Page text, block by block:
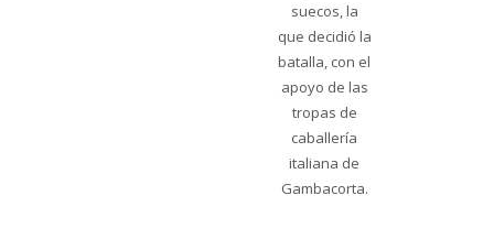
suecos, la
que decidió la
batalla, con el
apoyo de las
tropas de
caballería
italiana de
Gambacorta.